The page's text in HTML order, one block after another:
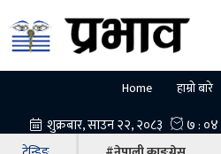
Home हाम्रो बारे